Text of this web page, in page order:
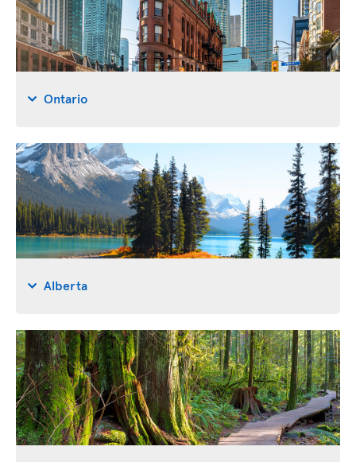
Ontario
Alberta